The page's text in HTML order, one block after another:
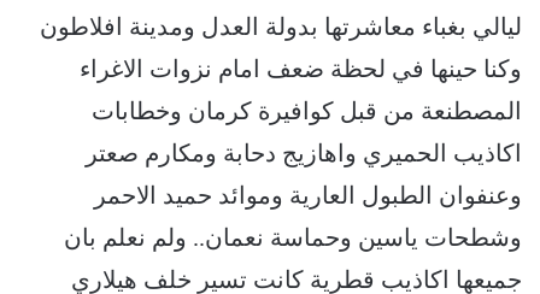
ليالي بغباء معاشرتها بدولة العدل ومدينة افلاطون
وكنا حينها في لحظة ضعف امام نزوات الاغراء
المصطنعة من قبل كوافيرة كرمان وخطابات
اكاذيب الحميري واهازيج دحابة ومكارم صعتر
وعنفوان الطبول العارية وموائد حميد الاحمر
وشطحات ياسين وحماسة نعمان.. ولم نعلم بان
جميعها اكاذيب قطرية كانت تسير خلف هيلاري